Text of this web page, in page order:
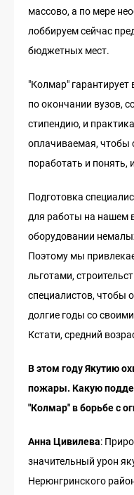
массово, а по мере
лоббируем сейчас
бюджетных мест.
"Колмар"
по окончании вузов,
стипендию, и
оплачиваемая, чтобы
поработать и понять,
Подготовка
для работы на нашем
оборудовании
Поэтому мы
льготами,
специалистов, чтобы
долгие годы со
Кстати, средний
В этом году Якутию
пожары. Какую
"Колмар" в борьбе с
Анна Цивилева:
значительный урон
Нерюнгринского